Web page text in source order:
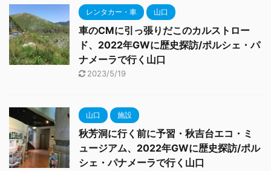
レンタカー・車 山口
車のCMに引っ張りだこのカルストロー
ド、2022年GWに歴史探訪/ポルシェ・パ
ナメーラで行く山口
2023/5/19
山口 施設
秋芳洞に行く前に予習・秋吉台エコ・ミ
ュージアム、2022年GWに歴史探訪/ポル
シェ・パナメーラで行く山口